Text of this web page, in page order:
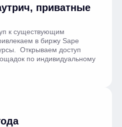
приватные
к существующим
в биржу Sape
Открываем доступ
по индивидуальному